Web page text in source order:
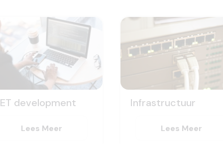
development
Lees Meer
Infrastructuur
Lees Meer